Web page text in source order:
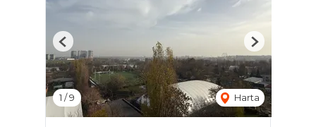
1 /9 Harta
Previous Next